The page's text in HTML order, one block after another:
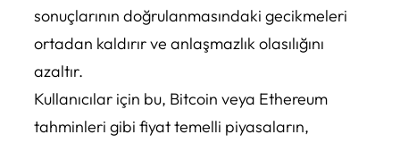
sonuçlarının doğrulanmasındaki gecikmeleri
ortadan kaldırır ve anlaşmazlık olasılığını
azaltır.
Kullanıcılar için bu, Bitcoin veya Ethereum
tahminleri gibi fiyat temelli piyasaların,